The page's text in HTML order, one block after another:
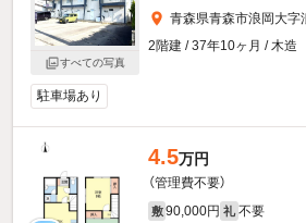
すべての写真
青森県青森市浪岡大字
2階建 / 37年10ヶ月 / 木造
駐車場あり
4.5万円
（管理費不要）
敷 90,000円 礼 不要